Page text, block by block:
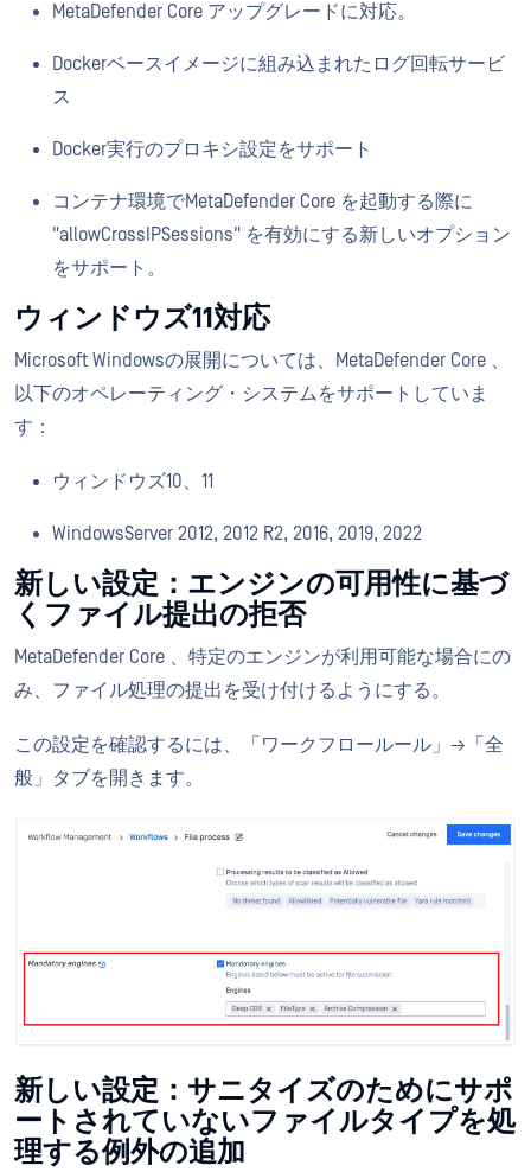
MetaDefender Core アップグレードに対応。
Dockerベースイメージに組み込まれたログ回転サービ
ス
Docker実行のプロキシ設定をサポート
コンテナ環境でMetaDefender Core を起動する際に
"allowCrossIPSessions" を有効にする新しいオプション
をサポート。
ウィンドウズ11対応
Microsoft Windowsの展開については、MetaDefender Core 、
以下のオペレーティング・システムをサポートしていま
す：
ウィンドウズ10、11
WindowsServer 2012, 2012 R2, 2016, 2019, 2022
新しい設定：エンジンの可用性に基づ
くファイル提出の拒否
MetaDefender Core 、特定のエンジンが利用可能な場合にの
み、ファイル処理の提出を受け付けるようにする。
この設定を確認するには、「ワークフロールール」→「全
般」タブを開きます。
新しい設定：サニタイズのためにサポ
ートされていないファイルタイプを処
理する例外の追加